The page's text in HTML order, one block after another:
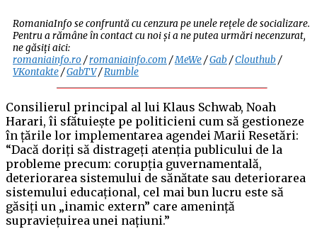
RomaniaInfo se confruntă cu cenzura pe unele rețele de socializare.
Pentru a rămâne în contact cu noi și a ne putea urmări necenzurat,
ne găsiți aici:
romaniainfo.ro/romaniainfo.com /MeWe/Gab /Clouthub /
VKontakte/GabTV/Rumble
Consilierul principal al lui Klaus Schwab, Noah
Harari, îi sfătuiește pe politicieni cum să gestioneze
în țările lor implementarea agendei Marii Resetări:
“Dacă doriți să distrageți atenția publicului de la
probleme precum: corupția guvernamentală,
deteriorarea sistemului de sănătate sau deteriorarea
sistemului educațional, cel mai bun lucru este să
găsiți un „inamic extern” care amenință
supraviețuirea unei națiuni.”